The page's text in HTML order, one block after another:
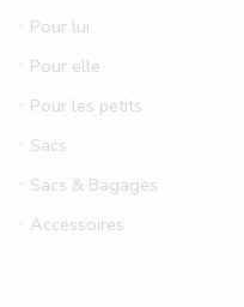
Pour lui
Pour elle
Pour les petits
Sacs
Sacs & Bagages
Accessoires